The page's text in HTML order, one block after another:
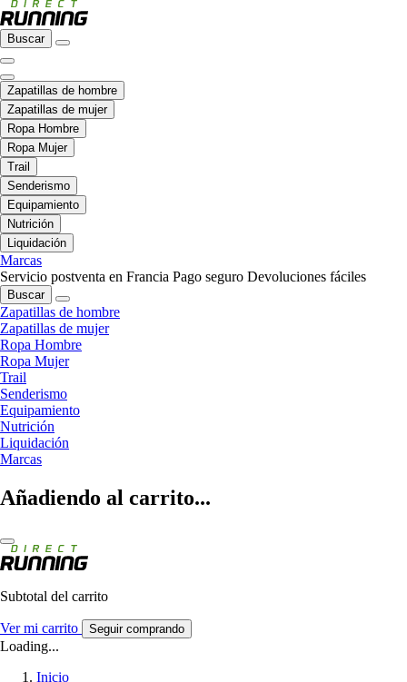
Buscar
Zapatillas de hombre
Zapatillas de mujer
Ropa Hombre
Ropa Mujer
Trail
Senderismo
Equipamiento
Nutrición
Liquidación
Marcas
Servicio postventa en Francia Pago seguro Devoluciones fáciles
Buscar
Zapatillas de hombre
Zapatillas de mujer
Ropa Hombre
Ropa Mujer
Trail
Senderismo
Equipamiento
Nutrición
Liquidación
Marcas
Añadiendo al carrito...
Subtotal del carrito
Ver mi carrito Seguir comprando
Loading...
Inicio